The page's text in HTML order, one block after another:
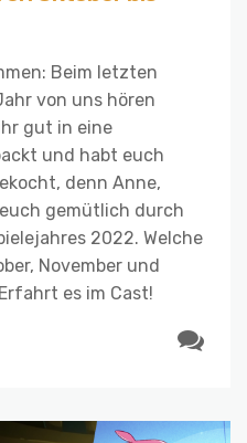
Beim letzten
von uns hören
gut in eine
und habt euch
denn Anne,
gemütlich durch
2022. Welche
November und
es im Cast!